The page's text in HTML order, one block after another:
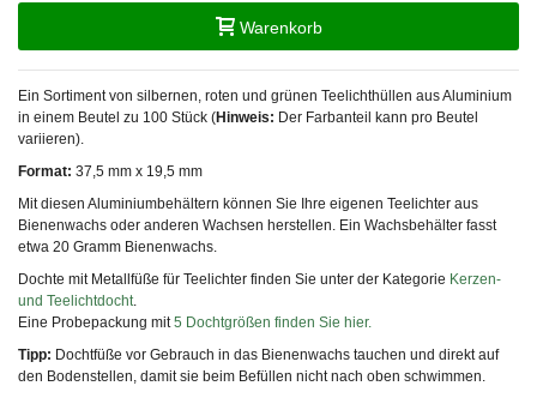
Warenkorb
Ein Sortiment von silbernen, roten und grünen Teelichthüllen aus Aluminium
in einem Beutel zu 100 Stück (Hinweis: Der Farbanteil kann pro Beutel
variieren).
Format: 37,5 mm x 19,5 mm
Mit diesen Aluminiumbehältern können Sie Ihre eigenen Teelichter aus
Bienenwachs oder anderen Wachsen herstellen. Ein Wachsbehälter fasst
etwa 20 Gramm Bienenwachs.
Dochte mit Metallfüße für Teelichter finden Sie unter der Kategorie Kerzen-
und Teelichtdocht.
Eine Probepackung mit5 Dochtgrößen finden Sie hier.
Tipp: Dochtfüße vor Gebrauch in das Bienenwachs tauchen und direkt auf
den Bodenstellen, damit sie beim Befüllen nicht nach oben schwimmen.